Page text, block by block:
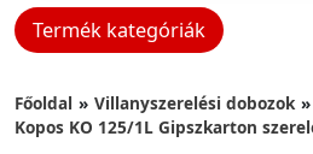
Termék kategóriák
Főoldal Villanyszerelési dobozok
Kopos KO 125/1L Gipszkarton